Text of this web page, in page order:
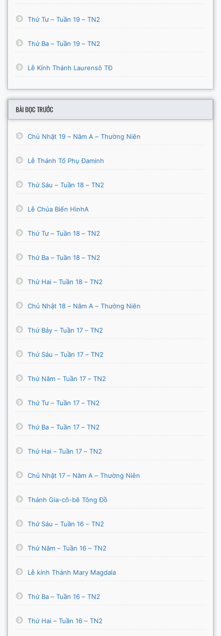
Thứ Tư – Tuần 19 – TN2
Thứ Ba – Tuần 19 – TN2
Lễ Kính Thánh Laurensô TĐ
BÀI ĐỌC TRƯỚC
Chủ Nhật 19 – Năm A – Thường Niên
Lễ Thánh Tổ Phụ Đaminh
Thứ Sáu – Tuần 18 – TN2
Lễ Chúa Biến HìnhA
Thứ Tư – Tuần 18 – TN2
Thứ Ba – Tuần 18 – TN2
Thứ Hai – Tuần 18 – TN2
Chủ Nhật 18 – Năm A – Thường Niên
Thứ Bảy – Tuần 17 – TN2
Thứ Sáu – Tuần 17 – TN2
Thứ Năm – Tuần 17 – TN2
Thứ Tư – Tuần 17 – TN2
Thứ Ba – Tuần 17 – TN2
Thứ Hai – Tuần 17 – TN2
Chủ Nhật 17 – Năm A – Thường Niên
Thánh Gia-cô-bê Tông Đồ
Thứ Sáu – Tuần 16 – TN2
Thứ Năm – Tuần 16 – TN2
Lễ kính Thánh Mary Magdala
Thứ Ba – Tuần 16 – TN2
Thứ Hai – Tuần 16 – TN2